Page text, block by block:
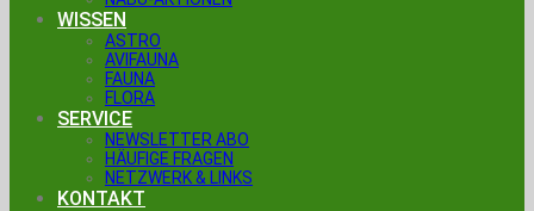
WISSEN
ASTRO
AVIFAUNA
FAUNA
FLORA
SERVICE
NEWSLETTER ABO
HÄUFIGE FRAGEN
NETZWERK & LINKS
KONTAKT